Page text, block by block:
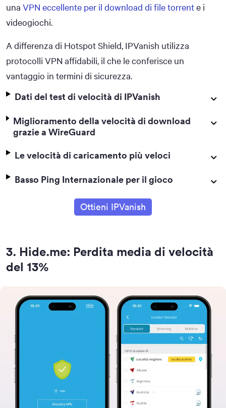
una VPN eccellente per il download di file torrente i
videogiochi.
A differenza di Hotspot Shield, IPVanish utilizza
protocolli VPN affidabili, il che le conferisce un
vantaggio in termini di sicurezza.
Dati del test di velocità di IPVanish
Miglioramento della velocità di download
grazie a WireGuard
Le velocità di caricamento più veloci
Basso Ping Internazionale per il gioco
Ottieni IPVanish
3. Hide.me: Perdita media di velocità
del 13%